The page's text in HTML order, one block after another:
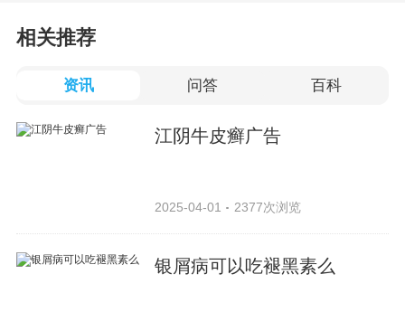
相关推荐
资讯 问答 百科
江阴牛皮癣广告
2025-04-01 2377次浏览
银屑病可以吃褪黑素么